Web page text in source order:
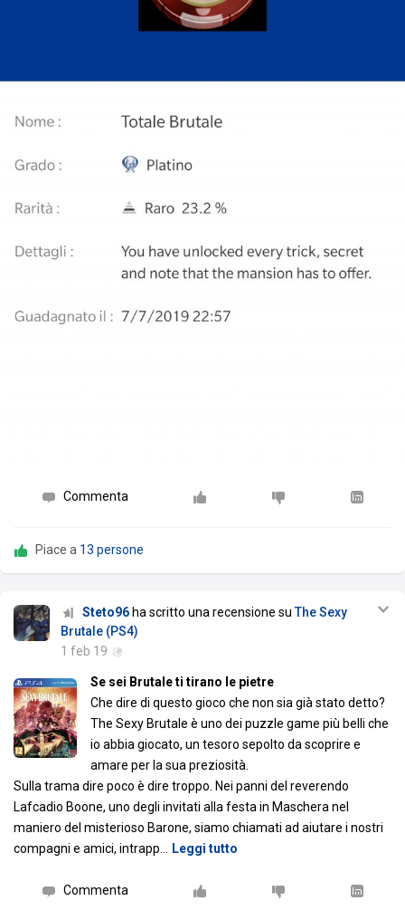
Commenta
Piace a 13 persone
Steto96 ha scritto una recensione suThe Sexy
Brutale (PS4)
1 feb 19
Se sei Brutale ti tirano le pietre
Che dire di questo gioco che non sia già stato detto?
The Sexy Brutale è uno dei puzzle game più belli che
io abbia giocato, un tesoro sepolto da scoprire e
amare per la sua preziosità.
Sulla trama dire poco è dire troppo. Nei panni del reverendo
Lafcadio Boone, uno degli invitati alla festa in Maschera nel
maniero del misterioso Barone, siamo chiamati ad aiutare i nostri
compagni e amici, intrapp… Leggi tutto
Commenta